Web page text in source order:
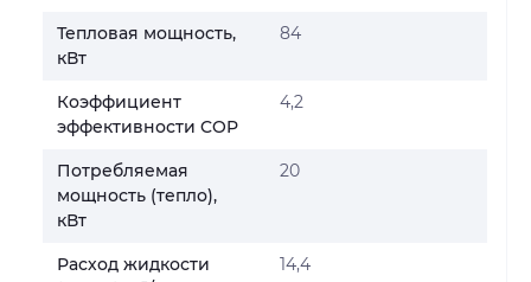
Тепловая мощность,
кВт
84
Коэффициент
эффективности COP
4,2
Потребляемая
мощность (тепло),
кВт
20
Расход жидкости
14,4